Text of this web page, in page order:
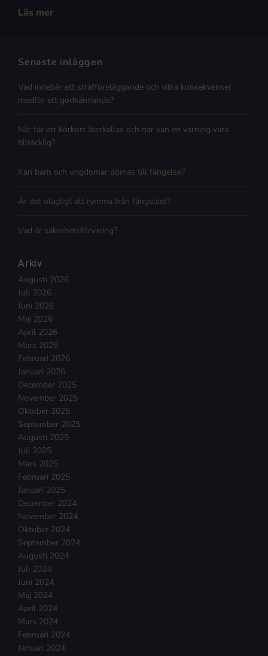
Läs mer
Senaste inläggen
Vad innebär ett strafföreläggande och vilka konsekvenser
medför ett godkännande?
När får ett körkort återkallas och när kan en varning vara
tillräcklig?
Kan barn och ungdomar dömas till fängelse?
Är det olagligt att rymma från fängelset?
Vad är säkerhetsförvaring?
Arkiv
Augusti 2026
Juli 2026
Juni 2026
Maj 2026
April 2026
Mars 2026
Februari 2026
Januari 2026
December 2025
November 2025
Oktober 2025
September 2025
Augusti 2025
Juli 2025
Mars 2025
Februari 2025
Januari 2025
December 2024
November 2024
Oktober 2024
September 2024
Augusti 2024
Juli 2024
Juni 2024
Maj 2024
April 2024
Mars 2024
Februari 2024
Januari 2024